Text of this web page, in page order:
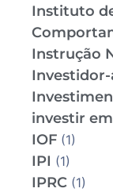
Instituto
Instrução
investir em
IOF (1)
IPI (1)
IPRC (1)